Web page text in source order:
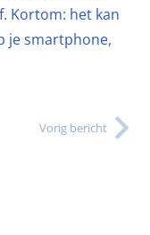
Kortom: het kan
je smartphone,
Vorig bericht